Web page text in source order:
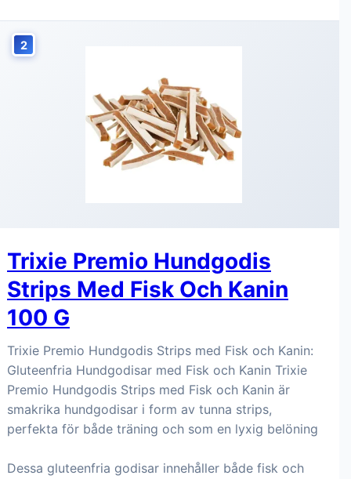
2
Trixie Premio Hundgodis
Strips Med Fisk Och Kanin
100 G
Trixie Premio Hundgodis Strips med Fisk och Kanin:
Gluteenfria Hundgodisar med Fisk och Kanin Trixie
Premio Hundgodis Strips med Fisk och Kanin är
smakrika hundgodisar i form av tunna strips,
perfekta för både träning och som en lyxig belöning
Dessa gluteenfria godisar innehåller både fisk och